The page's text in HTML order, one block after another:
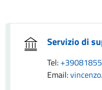
Servizio di
Tel:
Email: